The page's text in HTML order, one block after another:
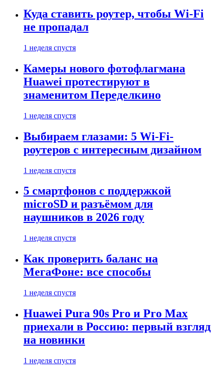
Куда ставить роутер, чтобы Wi-Fi
не пропадал
1 неделя спустя
Камеры нового фотофлагмана
Huawei протестируют в
знаменитом Переделкино
1 неделя спустя
Выбираем глазами: 5 Wi-Fi-
роутеров с интересным дизайном
1 неделя спустя
5 смартфонов с поддержкой
microSD и разъёмом для
наушников в 2026 году
1 неделя спустя
Как проверить баланс на
МегаФоне: все способы
1 неделя спустя
Huawei Pura 90s Pro и Pro Max
приехали в Россию: первый взгляд
на новинки
1 неделя спустя